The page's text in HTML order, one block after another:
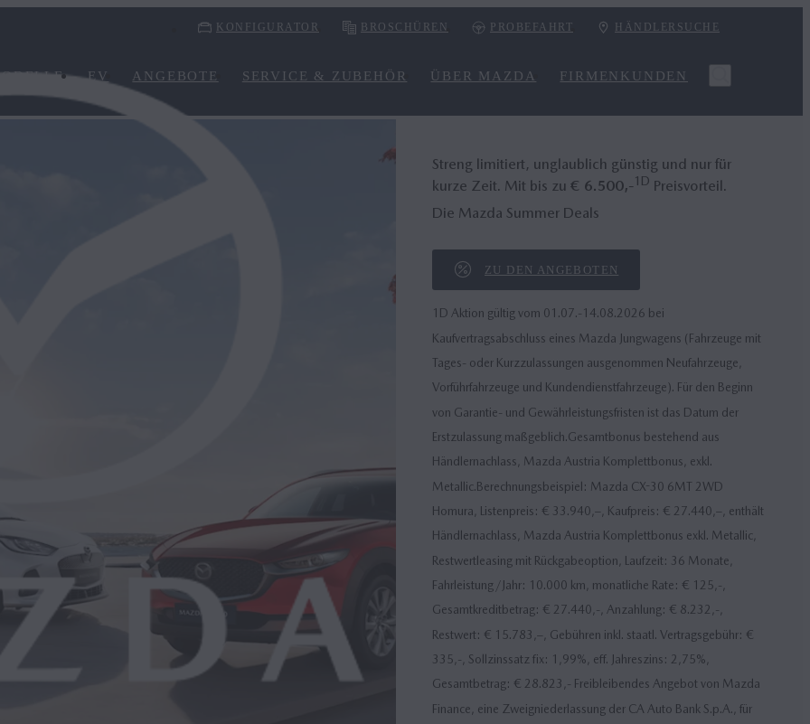
KONFIGURATOR BROSCHÜREN PROBEFAHRT HÄNDLERSUCHE
EV ANGEBOTE SERVICE & ZUBEHÖR ÜBER MAZDA FIRMENKUNDEN
Streng limitiert, unglaublich günstig und nur für
kurze Zeit. Mit bis zu € 6.500,-1D Preisvorteil.
Die Mazda Summer Deals
ZU DEN ANGEBOTEN
1D Aktion gültig vom 01.07.-14.08.2026 bei
Kaufvertragsabschluss eines Mazda Jungwagens (Fahrzeuge mit
Tages- oder Kurzzulassungen ausgenommen Neufahrzeuge,
Vorführfahrzeuge und Kundendienstfahrzeuge). Für den Beginn
von Garantie- und Gewährleistungsfristen ist das Datum der
Erstzulassung maßgeblich.Gesamtbonus bestehend aus
Händlernachlass, Mazda Austria Komplettbonus, exkl.
Metallic.Berechnungsbeispiel: Mazda CX-30 6MT 2WD
Homura, Listenpreis: € 33.940,–, Kaufpreis: € 27.440,–, enthält
Händlernachlass, Mazda Austria Komplettbonus exkl. Metallic,
Restwertleasing mit Rückgabeoption, Laufzeit: 36 Monate,
Fahrleistung/Jahr: 10.000 km, monatliche Rate: € 125,-,
Gesamtkreditbetrag: € 27.440,-, Anzahlung: € 8.232,-,
Restwert: € 15.783,–, Gebühren inkl. staatl. Vertragsgebühr: €
335,-, Sollzinssatz fix: 1,99%, eff. Jahreszins: 2,75%,
Gesamtbetrag: € 28.823,- Freibleibendes Angebot von Mazda
Finance, eine Zweigniederlassung der CA Auto Bank S.p.A., für